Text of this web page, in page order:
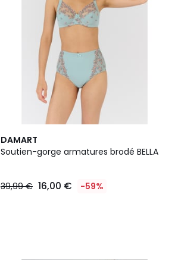
DAMART
Soutien-gorge armatures brodé BELLA
39,99 € 16,00 € -59%